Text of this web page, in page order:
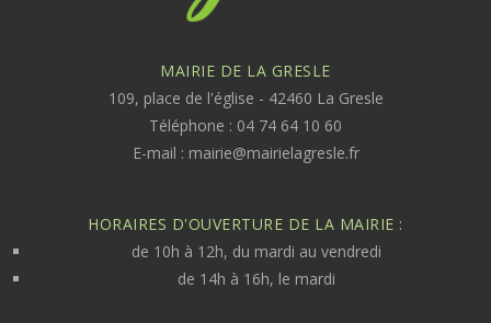
MAIRIE DE LA GRESLE
109, place de l'église - 42460 La Gresle
Téléphone : 04 74 64 10 60
E-mail : mairie@mairielagresle.fr
HORAIRES D'OUVERTURE DE LA MAIRIE :
de 10h à 12h, du mardi au vendredi
de 14h à 16h, le mardi